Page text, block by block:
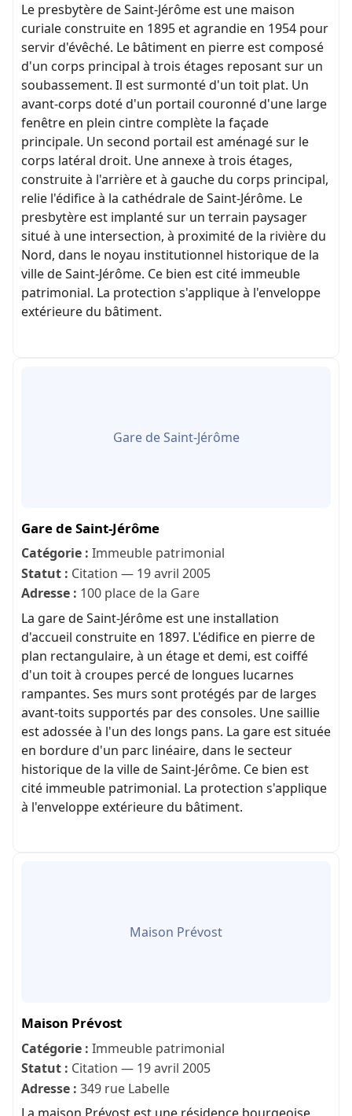
Le presbytère de Saint-Jérôme est une maison
curiale construite en 1895 et agrandie en 1954 pour
servir d'évêché. Le bâtiment en pierre est composé
d'un corps principal à trois étages reposant sur un
soubassement. Il est surmonté d'un toit plat. Un
avant-corps doté d'un portail couronné d'une large
fenêtre en plein cintre complète la façade
principale. Un second portail est aménagé sur le
corps latéral droit. Une annexe à trois étages,
construite à l'arrière et à gauche du corps principal,
relie l'édifice à la cathédrale de Saint-Jérôme. Le
presbytère est implanté sur un terrain paysager
situé à une intersection, à proximité de la rivière du
Nord, dans le noyau institutionnel historique de la
ville de Saint-Jérôme. Ce bien est cité immeuble
patrimonial. La protection s'applique à l'enveloppe
extérieure du bâtiment.
Gare de Saint-Jérôme
Gare de Saint-Jérôme
Catégorie : Immeuble patrimonial
Statut : Citation — 19 avril 2005
Adresse : 100 place de la Gare
La gare de Saint-Jérôme est une installation
d'accueil construite en 1897. L'édifice en pierre de
plan rectangulaire, à un étage et demi, est coiffé
d'un toit à croupes percé de longues lucarnes
rampantes. Ses murs sont protégés par de larges
avant-toits supportés par des consoles. Une saillie
est adossée à l'un des longs pans. La gare est située
en bordure d'un parc linéaire, dans le secteur
historique de la ville de Saint-Jérôme. Ce bien est
cité immeuble patrimonial. La protection s'applique
à l'enveloppe extérieure du bâtiment.
Maison Prévost
Maison Prévost
Catégorie : Immeuble patrimonial
Statut : Citation — 19 avril 2005
Adresse : 349 rue Labelle